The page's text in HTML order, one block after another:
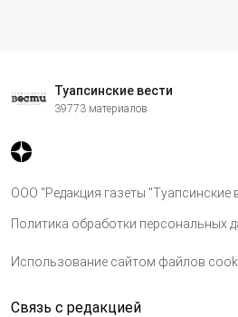
Туапсинские вести
39773 материалов
ООО "Редакция газеты "Туапсинские
Политика обработки персональных
Использование сайтом файлов
Связь с редакцией